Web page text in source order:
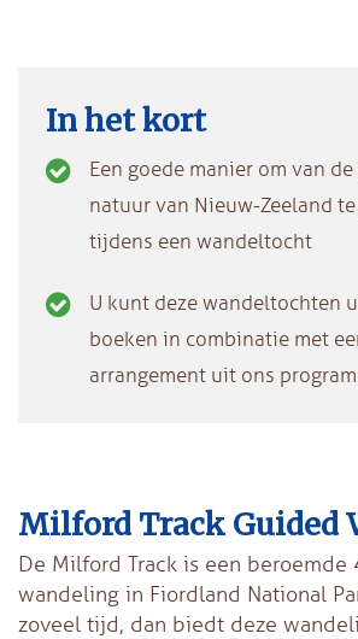
In het kort
Een goede manier om van
natuur van Nieuw-Zeeland
tijdens een wandeltocht
U kunt deze wandeltochten
boeken in combinatie met
arrangement uit ons
Milford Track Guided
De Milford Track is een beroemde
wandeling in Fiordland National
zoveel tijd, dan biedt deze